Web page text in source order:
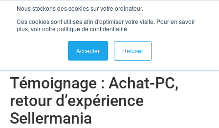
Nous stockons des cookies sur votre ordinateur.
Ces cookies sont utilisés afin d'optimiser votre visite. Pour en savoir
plus, voir notre politique de confidentialité.
Accepter Refuser
se connecter
Témoignage : Achat-PC, retour d’expérience Sellermania
Témoignage : Achat-PC,
retour d’expérience
Sellermania